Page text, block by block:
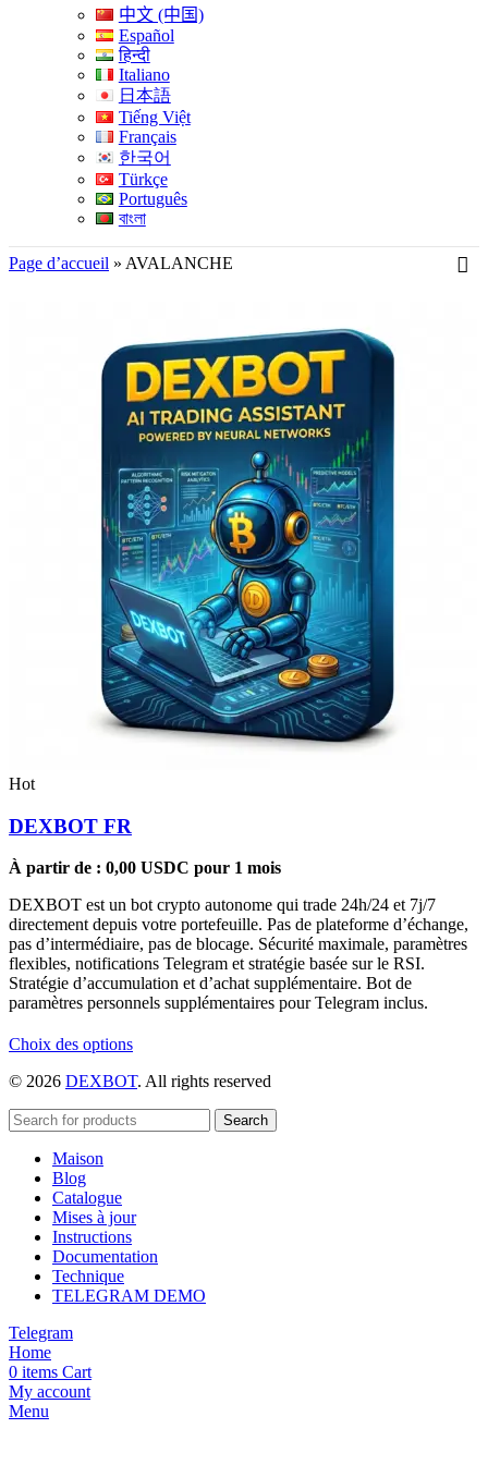
中文 (中国)
Español
हिन्दी
Italiano
日本語
Tiếng Việt
Français
한국어
Türkçe
Português
বাংলা
Page d’accueil » AVALANCHE
Hot
DEXBOT FR
À partir de : 0,00 USDC pour 1 mois
DEXBOT est un bot crypto autonome qui trade 24h/24 et 7j/7
directement depuis votre portefeuille. Pas de plateforme d’échange,
pas d’intermédiaire, pas de blocage. Sécurité maximale, paramètres
flexibles, notifications Telegram et stratégie basée sur le RSI.
Stratégie d’accumulation et d’achat supplémentaire. Bot de
paramètres personnels supplémentaires pour Telegram inclus.
Choix des optionsCe
a
variations.
choisies
la
du
© 2026 DEXBOT. All rights reserved
Search
Maison
Blog
Catalogue
Mises à jour
Instructions
Documentation
Technique
TELEGRAM DEMO
Telegram
Home
0 items Cart
My account
Menu